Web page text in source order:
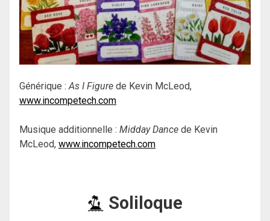
Générique : As I Figure de Kevin McLeod,
www.incompetech.com
Musique additionnelle : Midday Dance de Kevin
McLeod, www.incompetech.com
Soliloque